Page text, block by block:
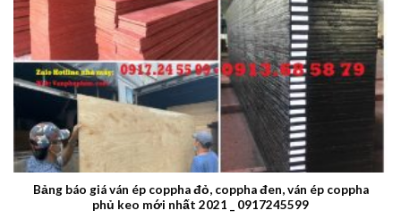
Bảng báo giá ván ép coppha đỏ, coppha đen, ván ép coppha
phủ keo mới nhất 2021 _ 0917245599